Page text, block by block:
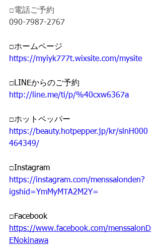
□電話ご予約
090-7987-2767
□ホームページ
https://myiyk777t.wixsite.com/mysite
□LINEからのご予約
http://line.me/ti/p/%40cxw6367a
□ホットペッパー
https://beauty.hotpepper.jp/kr/slnH000
464349/
□Instagram
https://instagram.com/menssalonden?
igshid=YmMyMTA2M2Y=
□Facebook
https://www.facebook.com/menssalonD
ENokinawa